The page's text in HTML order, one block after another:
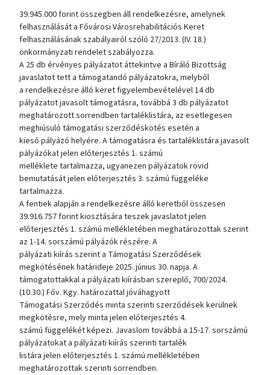
39.945.000 forint összegben áll rendelkezésre, amelynek
felhasználását a Fővárosi Városrehabilitációs Keret
felhasználásának szabályairól szóló 27/2013. (IV. 18.)
önkormányzati rendelet szabályozza.
A 25 db érvényes pályázatot áttekintve a Bíráló Bizottság
javaslatot tett a támogatandó pályázatokra, melyből
a rendelkezésre álló keret figyelembevételével 14 db
pályázatot javasolt támogatásra, továbbá 3 db pályázatot
meghatározott sorrendben tartaléklistára, az esetlegesen
meghiúsuló támogatási szerződéskötés esetén a
kieső pályázó helyére. A támogatásra és tartaléklistára javasolt
pályázókat jelen előterjesztés 1. számú
melléklete tartalmazza, ugyanezen pályázatok rövid
bemutatását jelen előterjesztés 3. számú függeléke
tartalmazza.
A fentiek alapján a rendelkezésre álló keretből összesen
39.916.757 forint kiosztására teszek javaslatot jelen
előterjesztés 1. számú mellékletében meghatározottak szerint
az 1-14. sorszámú pályázók részére. A
pályázati kiírás szerint a Támogatási Szerződések
megkötésének határideje 2025. június 30. napja. A
támogatottakkal a pályázati kiírásban szereplő, 700/2024.
(10.30.) Főv. Kgy. határozattal jóváhagyott
Támogatási Szerződés minta szerinti szerződések kerülnek
megkötésre, mely minta jelen előterjesztés 4.
számú függelékét képezi. Javaslom továbbá a 15-17. sorszámú
pályázatokat a pályázati kiírás szerinti tartalék
listára jelen előterjesztés 1. számú mellékletében
meghatározottak szerinti sorrendben.